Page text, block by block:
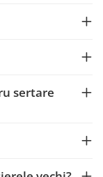
sertare